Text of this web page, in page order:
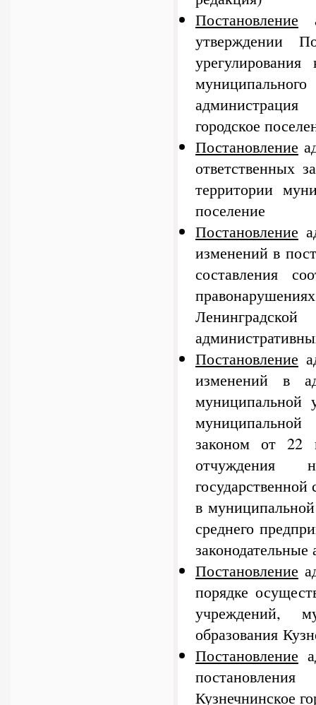
Постановление
утверждении
городское
Постановление
ответственных
территории
поселение
Постановление
изменений в
составления
Постановление
изменений в
муниципальной
муниципальной
законом от
отчуждения
в
среднего
Постановление
порядке
учреждений,
образования
Постановление
Кузнечнинское